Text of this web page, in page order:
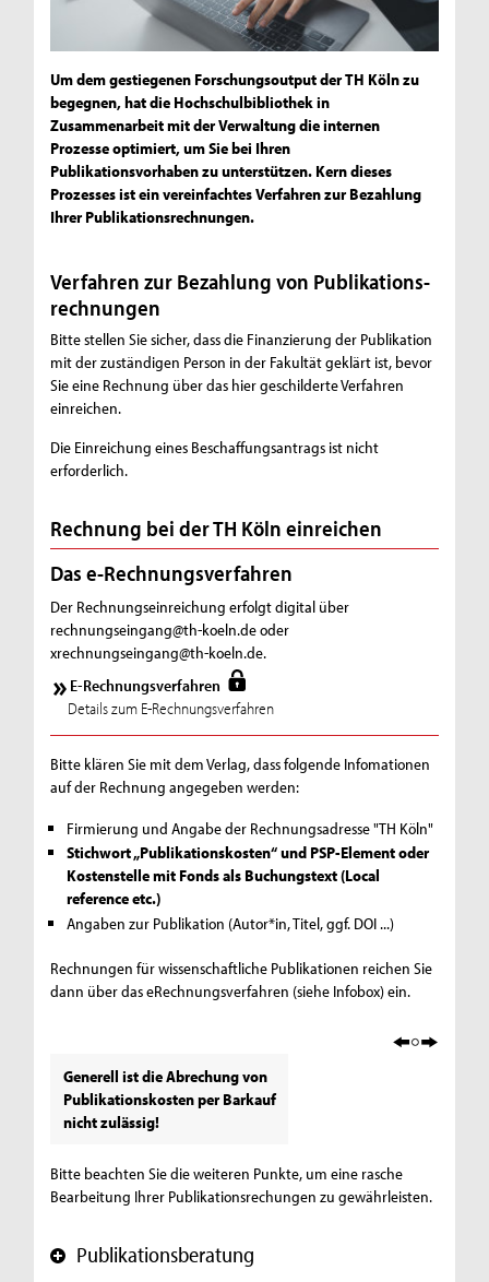
Um dem gestiegenen Forschungsoutput der TH Köln zu
begegnen, hat die Hochschulbibliothek in
Zusammenarbeit mit der Verwaltung die internen
Prozesse optimiert, um Sie bei Ihren
Publikationsvorhaben zu unterstützen. Kern dieses
Prozesses ist ein vereinfachtes Verfahren zur Bezahlung
Ihrer Publikationsrechnungen.
Verfahren zur Bezahlung von Publikations­
rechnungen
Bitte stellen Sie sicher, dass die Finanzierung der Publikation
mit der zuständigen Person in der Fakultät geklärt ist, bevor
Sie eine Rechnung über das hier geschilderte Verfahren
einreichen.
Die Einreichung eines Beschaffungsantrags ist nicht
erforderlich.
Rechnung bei der TH Köln einreichen
Das e-Rechnungsverfahren
Der Rechnungseinreichung erfolgt digital über
rechnungseingang@th-koeln.de oder
xrechnungseingang@th-koeln.de.
E-Rechnungsverfahren
Details zum E-Rechnungsverfahren
Bitte klären Sie mit dem Verlag, dass folgende Infomationen
auf der Rechnung angegeben werden:
Firmierung und Angabe der Rechnungsadresse "TH Köln"
Stichwort „Publikationskosten“ und PSP-Element oder
Kostenstelle mit Fonds als Buchungstext (Local
reference etc.)
Angaben zur Publikation (Autor*in, Titel, ggf. DOI ...)
Rechnungen für wissenschaftliche Publikationen reichen Sie
dann über das eRechnungsverfahren (siehe Infobox) ein.
Generell ist die Abrechung von
Publikationskosten per Barkauf
nicht zulässig!
Bitte beachten Sie die weiteren Punkte, um eine rasche
Bearbeitung Ihrer Publikationsrechungen zu gewährleisten.
+ Publikationsberatung